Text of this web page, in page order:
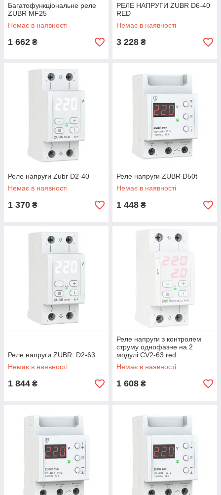
Багатофункціональне реле
ZUBR MF25
Немає в наявності
1 662 ₴
РЕЛЕ НАПРУГИ ZUBR D6-40
RED
Немає в наявності
3 228 ₴
Реле напруги Zubr D2-40
Немає в наявності
1 370 ₴
Реле напруги ZUBR D50t
Немає в наявності
1 448 ₴
Реле напруги ZUBR D2-63
Немає в наявності
1 844 ₴
Реле напруги з контролем
струму однофазне на 2
модулі CV2-63 red
Немає в наявності
1 608 ₴